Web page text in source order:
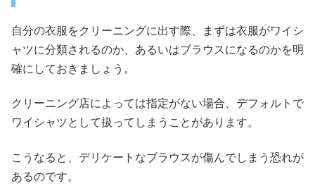
自分の衣服をクリーニングに出す際、まずは衣服がワイシ
ャツに分類されるのか、あるいはブラウスになるのかを明
確にしておきましょう。
クリーニング店によっては指定がない場合、デフォルトで
ワイシャツとして扱ってしまうことがあります。
こうなると、デリケートなブラウスが傷んでしまう恐れが
あるのです。